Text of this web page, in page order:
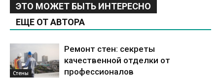
ЭТО МОЖЕТ БЫТЬ ИНТЕРЕСНО
ЕЩЕ ОТ АВТОРА
Стены
Ремонт стен: секреты
качественной отделки от
профессионалов